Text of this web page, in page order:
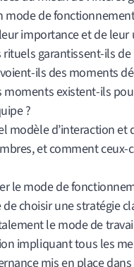
mode de
importance et de leur
rituels garantissent-ils
ils des moments
moments existent-ils
?
modèle d’interaction et
et comment ceux-
le mode de
choisir une stratégie
le mode de
impliquant tous les
mis en place